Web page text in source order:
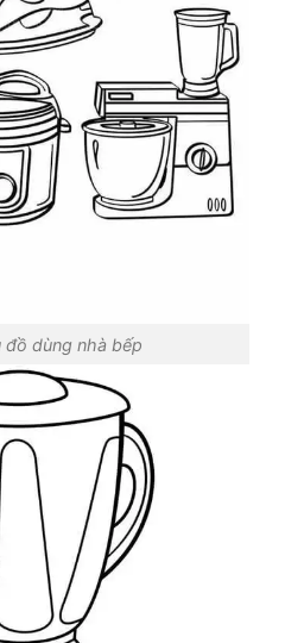
đồ dùng nhà bếp